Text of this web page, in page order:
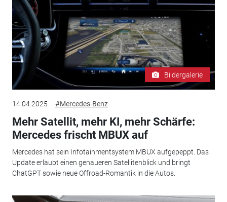
Bildergalerie
14.04.2025 #Mercedes-Benz
Mehr Satellit, mehr KI, mehr Schärfe:
Mercedes frischt MBUX auf
Mercedes hat sein Infotainmentsystem MBUX aufgepeppt. Das
Update erlaubt einen genaueren Satellitenblick und bringt
ChatGPT sowie neue Offroad-Romantik in die Autos.